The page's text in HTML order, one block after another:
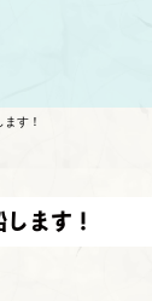
す！
ます！